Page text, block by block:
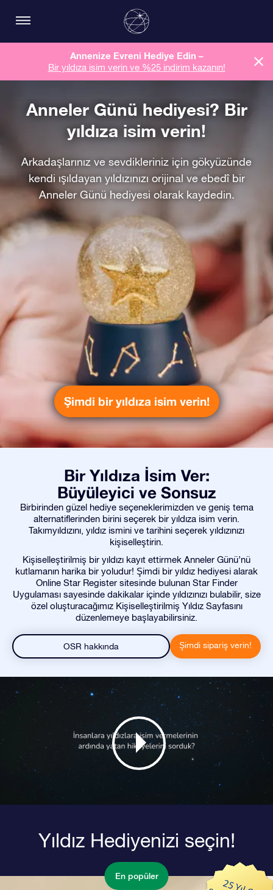
Annenize Evreni Hediye Edin –
Bir yıldıza isim verin ve %25 indirim kazanın!
Anneler Günü hediyesi? Bir
yıldıza isim verin!
Arkadaşlarınız ve sevdikleriniz için gökyüzünde
kendi ışıldayan yıldızınızı orijinal ve ebedî bir
Anneler Günü hediyesi olarak kaydedin.
Şimdi bir yıldıza isim verin!
Bir Yıldıza İsim Ver:
Büyüleyici ve Sonsuz
Birbirinden güzel hediye seçeneklerimizden ve geniş tema
alternatiflerinden birini seçerek bir yıldıza isim verin.
Takımyıldızını, yıldız ismini ve tarihini seçerek yıldızınızı
kişiselleştirin.
Kişiselleştirilmiş bir yıldızı kayıt ettirmek Anneler Günü’nü
kutlamanın harika bir yoludur! Şimdi bir yıldız hediyesi alarak
Online Star Register sitesinde bulunan Star Finder
Uygulaması sayesinde dakikalar içinde yıldızınızı bulabilir, size
özel oluşturacağımız Kişiselleştirilmiş Yıldız Sayfasını
düzenlemeye başlayabilirsiniz.
OSR hakkında Şimdi sipariş verin!
Yıldız Hediyenizi seçin!
En popüler